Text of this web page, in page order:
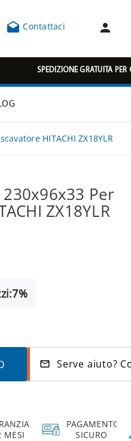
 Contattaci 
SPEDIZIONE GRATUITA
HITACHI ZX18YLR
Per
ZX18YLR
7%
mail_outline Serve aiuto?
MESI
PAGAMENTO
SICURO